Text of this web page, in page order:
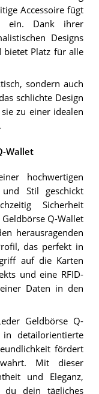
Accessoire fügt
ein. Dank ihrer
Designs
bietet Platz für alle
sondern auch
schlichte Design
zu einer idealen
Wallet
hochwertigen
Stil geschickt
Sicherheit
Q-Wallet
herausragenden
das perfekt in
auf die Karten
und eine RFID-
Daten in den
Geldbörse Q-
detailorientierte
fördert
Mit dieser
und Eleganz,
du dein tägliches